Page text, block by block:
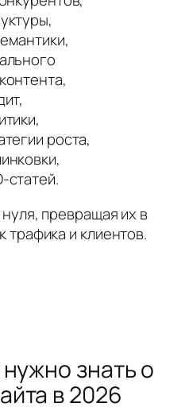
роста,
статей.
превращая их в
трафика и клиентов.
знать о
в 2026